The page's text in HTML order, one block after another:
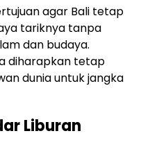
agar Bali tetap
tariknya tanpa
dan budaya.
diharapkan tetap
dunia untuk jangka
Liburan